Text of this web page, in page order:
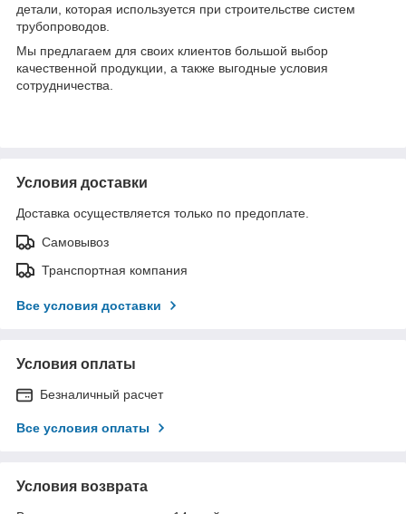
детали, которая используется при строительстве систем
трубопроводов.
Мы предлагаем для своих клиентов большой выбор
качественной продукции, а также выгодные условия
сотрудничества.
Условия доставки
Доставка осуществляется только по предоплате.
Самовывоз
Транспортная компания
Все условия доставки
Условия оплаты
Безналичный расчет
Все условия оплаты
Условия возврата